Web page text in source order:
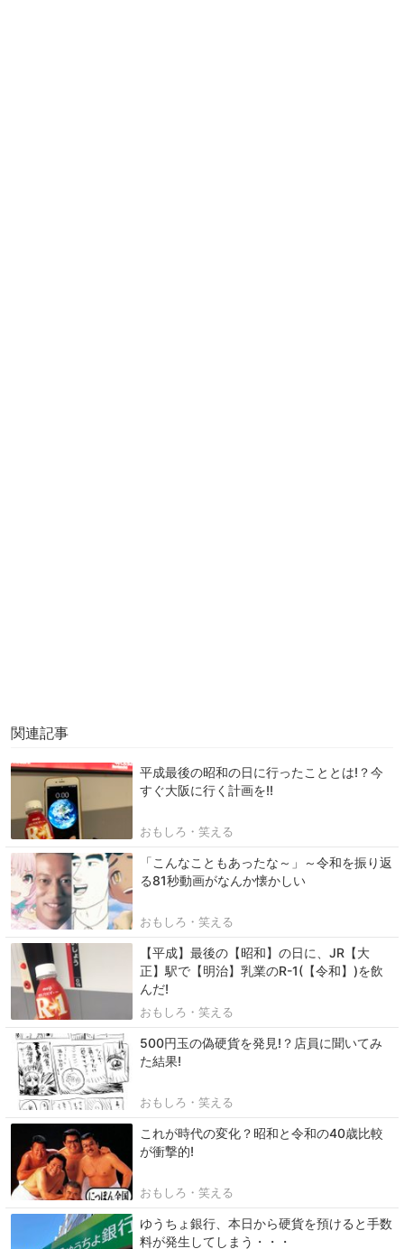
関連記事
平成最後の昭和の日に行ったこととは!？今
すぐ大阪に行く計画を!!
おもしろ・笑える
「こんなこともあったな～」～令和を振り返
る81秒動画がなんか懐かしい
おもしろ・笑える
【平成】最後の【昭和】の日に、JR【大
正】駅で【明治】乳業のR-1(【令和】)を飲
んだ!
おもしろ・笑える
500円玉の偽硬貨を発見!？店員に聞いてみ
た結果!
おもしろ・笑える
これが時代の変化？昭和と令和の40歳比較
が衝撃的!
おもしろ・笑える
ゆうちょ銀行、本日から硬貨を預けると手数
料が発生してしまう・・・